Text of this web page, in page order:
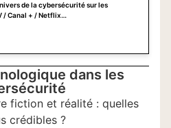
de la cybersécurité sur les
/ Canal + / Netflix…
dans les
fiction et réalité : quelles
crédibles ?